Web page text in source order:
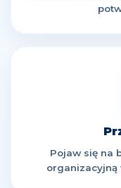
Pojaw się na
organizacyjną